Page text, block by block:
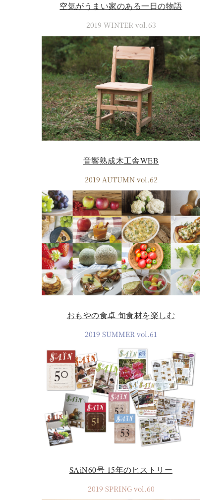
空気がうまい家のある一日の物語
2019 WINTER vol.63
音響熟成木工舎WEB
2019 AUTUMN vol.62
おもやの食卓 旬食材を楽しむ
2019 SUMMER vol.61
SAiN60号 15年のヒストリー
2019 SPRING vol.60